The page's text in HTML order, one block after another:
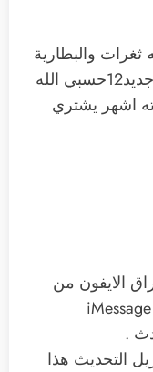
والبطارية
من شي الا اسوا وهاتفي جديد12حسبي الله
اشهر يشتري
الايفون من
.
التحديث هذا